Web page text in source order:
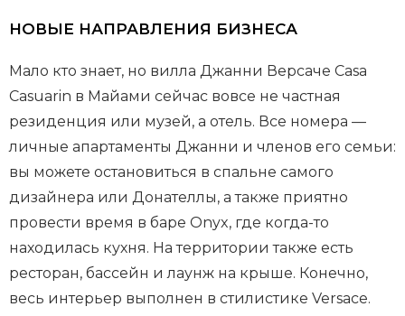
НОВЫЕ НАПРАВЛЕНИЯ БИЗНЕСА
Мало кто знает, но вилла Джанни Версаче Casa
Casuarin в Майами сейчас вовсе не частная
резиденция или музей, а отель. Все номера —
личные апартаменты Джанни и членов его семьи:
вы можете остановиться в спальне самого
дизайнера или Донателлы, а также приятно
провести время в баре Onyx, где когда-то
находилась кухня. На территории также есть
ресторан, бассейн и лаунж на крыше. Конечно,
весь интерьер выполнен в стилистике Versace.